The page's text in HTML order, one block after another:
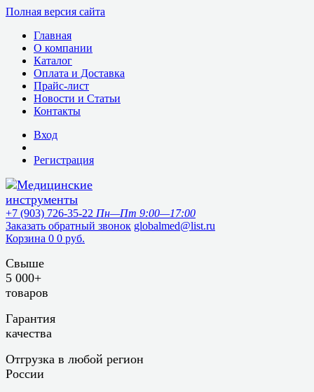
Полная версия сайта
Главная
О компании
Каталог
Оплата и Доставка
Прайс-лист
Новости и Статьи
Контакты
Вход
Регистрация
+7 (903) 726-35-22 Пн—Пт 9:00—17:00
Заказать обратный звонок globalmed@list.ru
Корзина 0 0 руб.
Свыше
5 000+
товаров
Гарантия
качества
Отгрузка в любой регион
России